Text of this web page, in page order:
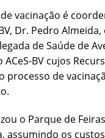
vacinação é
Dr. Pedro
de Saúde de
BV cujos
processo de
o Parque de
assumindo os